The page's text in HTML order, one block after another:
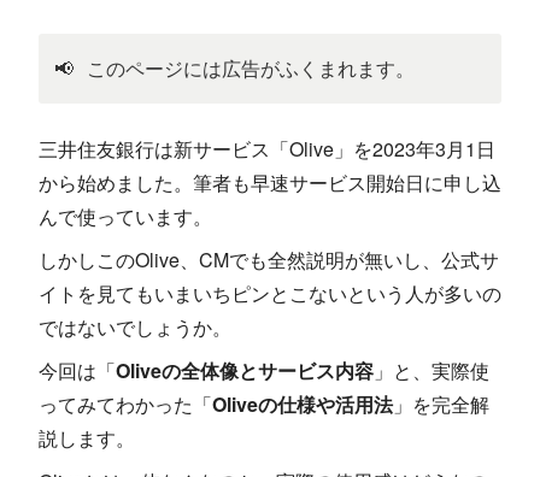
📢 このページには広告がふくまれます。
三井住友銀行は新サービス「Olive」を2023年3月1日
から始めました。筆者も早速サービス開始日に申し込
んで使っています。
しかしこのOlive、CMでも全然説明が無いし、公式サ
イトを見てもいまいちピンとこないという人が多いの
ではないでしょうか。
今回は「Oliveの全体像とサービス内容 」と、実際使
ってみてわかった「Oliveの仕様や活用法」を完全解
説します。